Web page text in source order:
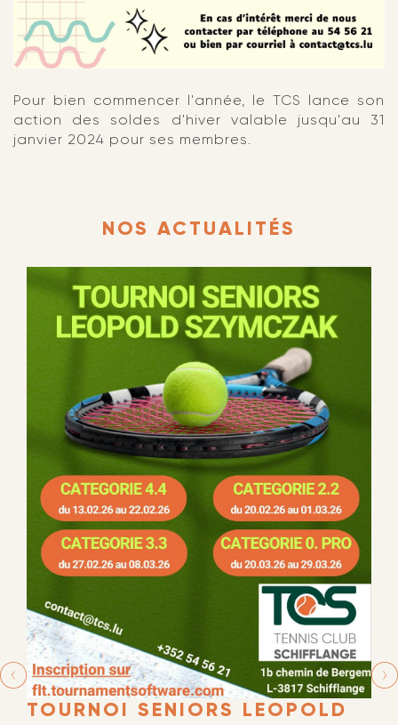
Pour bien commencer l'année, le TCS lance son
action des soldes d'hiver valable jusqu'au 31
janvier 2024 pour ses membres.
NOS ACTUALITÉS
TOURNOI SENIORS LEOPOLD